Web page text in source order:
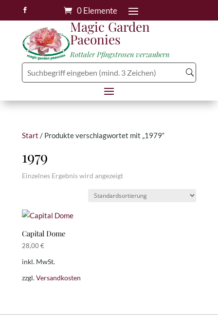
 0 Elemente
Magic Garden
Paeonies
Rottaler Pfingstrosen verzaubern
Start / Produkte verschlagwortet mit „1979“
1979
Einzelnes Ergebnis wird angezeigt
Capital Dome
28,00 €
inkl. MwSt.
zzgl.Versandkosten